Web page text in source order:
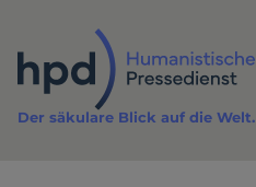
Inhalt
Der säkulare Blick auf die Welt.